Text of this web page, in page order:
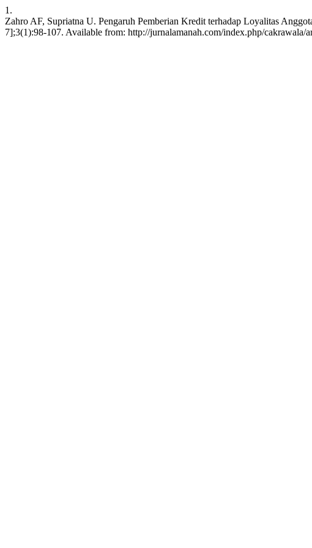
1.
Zahro AF, Supriatna U. Pengaruh Pemberian Kredit terhadap Loyalitas
7];3(1):98-107. Available from: http://jurnalamanah.com/index.php/cakrawala/